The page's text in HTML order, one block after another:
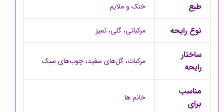
طبع خنک و ملایم
نوع رایحه مرکباتی، گلی، تمیز
ساختار
رایحه
مرکبات، گل‌های سفید، چوب‌های سبک
مناسب
برای
خانم ها